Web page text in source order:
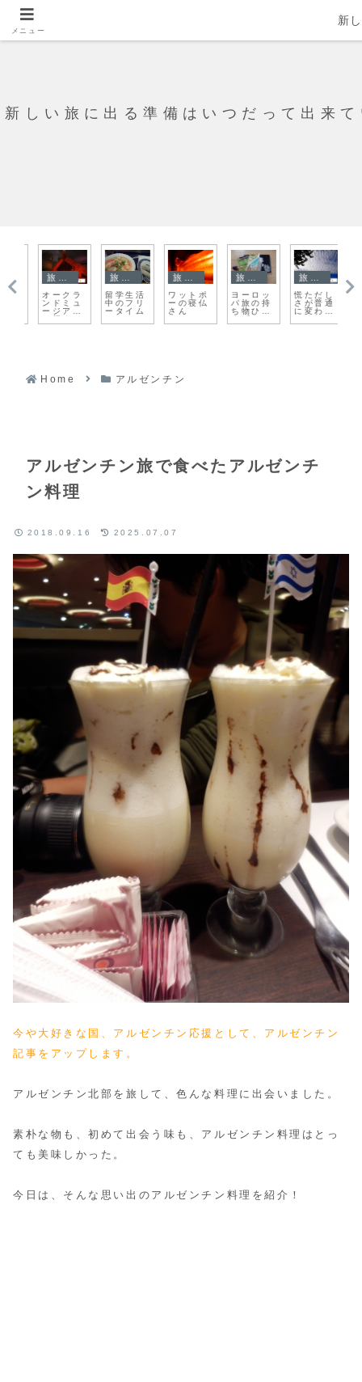
新しい旅に出る準備はいつだって出来
旅日記
留学生活
中のフリ
ータイム
旅日記
ワットポ
ーの寝仏
さん
旅の準備
ヨーロッ
パ旅の持
ち物ひと
旅日記
慌ただし
さが普通
に変わっ
てくニュ
ージーの
旅日記
聖バルバ
ラ教会
は、裏か
ら見るの
がおスス
【
Home アルゼンチン
アルゼンチン旅で食べたアルゼンチ
ン料理
2018.09.16 2025.07.07
今や大好きな国、アルゼンチン応援として、アルゼンチン
記事をアップします。
アルゼンチン北部を旅して、色んな料理に出会いました。
素朴な物も、初めて出会う味も、アルゼンチン料理はとっ
ても美味しかった。
今日は、そんな思い出のアルゼンチン料理を紹介！
メニュー
新